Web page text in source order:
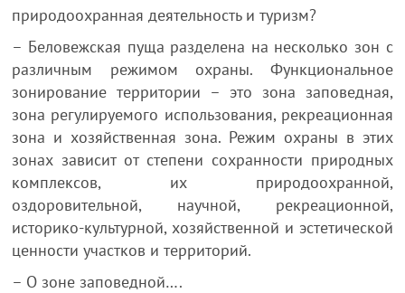
природоохранная деятельность и туризм?
– Беловежская пуща разделена на несколько зон с
различным режимом охраны. Функциональное
зонирование территории – это зона заповедная,
зона регулируемого использования, рекреационная
зона и хозяйственная зона. Режим охраны в этих
зонах зависит от степени сохранности природных
комплексов, их природоохранной,
оздоровительной, научной, рекреационной,
историко-культурной, хозяйственной и эстетической
ценности участков и территорий.
– О зоне заповедной….